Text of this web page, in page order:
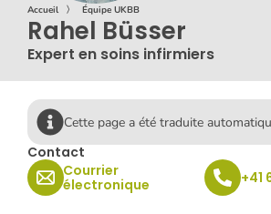
Accueil 〉 Équipe UKBB
Rahel Büsser
Expert en soins infirmiers
Cette page a été traduite
Contact
Courrier
électronique
+41